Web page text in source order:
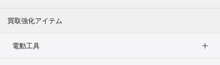
買取強化アイテム
電動工具